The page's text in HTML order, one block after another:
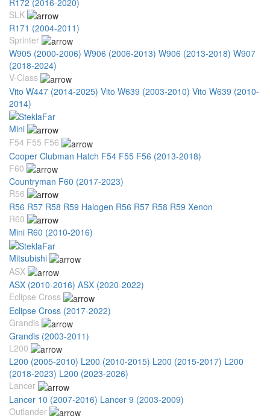
SLK
R171 (2004-2011)
Sprinter
W905 (2000-2006) W906 (2006-2013) W906 (2013-2018) W907
(2018-2024)
V-Class
Vito W447 (2014-2025) Vito W639 (2003-2010) Vito W639 (2010-
2014)
Mini
F54 F55 F56
Cooper Clubman Hatch F54 F55 F56 (2013-2018)
F60
Countryman F60 (2017-2023)
R56
R56 R57 R58 R59 Halogen R56 R57 R58 R59 Xenon
R60
Mini R60 (2010-2016)
Mitsubishi
ASX
ASX (2010-2016) ASX (2020-2022)
Eclipse Cross
Eclipse Cross (2017-2022)
Grandis
Grandis (2003-2011)
L200
L200 (2005-2010) L200 (2010-2015) L200 (2015-2017) L200
(2018-2023) L200 (2023-2026)
Lancer
Lancer 10 (2007-2016) Lancer 9 (2003-2009)
Outlander